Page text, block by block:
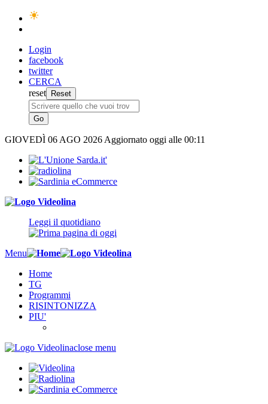
Login
facebook
twitter
CERCA
reset
GIOVEDÌ 06 AGO 2026 Aggiornato oggi alle 00:11
Leggi il quotidiano
Menu
Home
TG
Programmi
RISINTONIZZA
PIU'
close menu